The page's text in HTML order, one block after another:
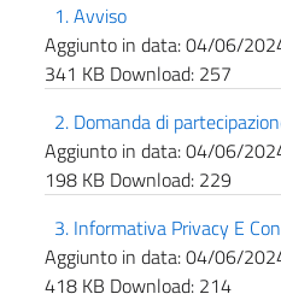
1. Avviso
Aggiunto in data:04/06/
341 KB Download: 257
2. Domanda di
Aggiunto in data:04/06/
198 KB Download: 229
3. Informativa Privacy E
Aggiunto in data:04/06/
418 KB Download: 214